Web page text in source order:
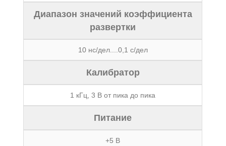
Диапазон значений коэффициента
развертки
10 нс/дел....0,1 с/дел
Калибратор
1 кГц, 3 В от пика до пика
Питание
+5 В